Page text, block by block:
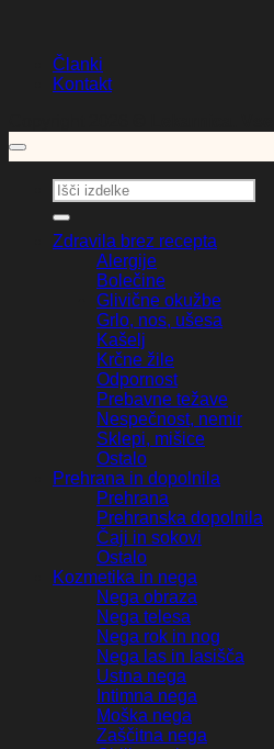
Članki
Kontakt
Išči:
Zdravila brez recepta
Alergije
Bolečine
Glivične okužbe
Grlo, nos, ušesa
Kašelj
Krčne žile
Odpornost
Prebavne težave
Nespečnost, nemir
Sklepi, mišice
Ostalo
Prehrana in dopolnila
Prehrana
Prehranska dopolnila
Čaji in sokovi
Ostalo
Kozmetika in nega
Nega obraza
Nega telesa
Nega rok in nog
Nega las in lasišča
Ustna nega
Intimna nega
Moška nega
Zaščitna nega